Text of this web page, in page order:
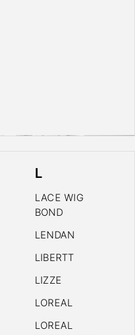
L
LACE WIG
BOND
LENDAN
LIBERTT
LIZZE
LOREAL
LOREAL